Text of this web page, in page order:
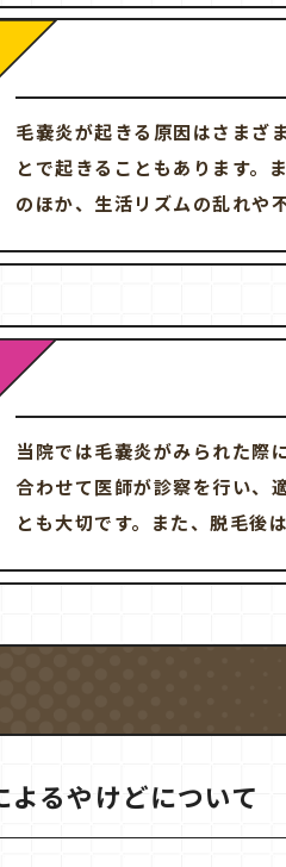
毛嚢炎が起きる原因はさまざ
とで起きることもあります。
のほか、生活リズムの乱れや
当院では毛嚢炎がみられた際
合わせて医師が診察を行い、
とも大切です。また、脱毛後
よるやけどについて